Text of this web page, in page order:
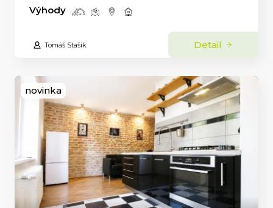
Výhody
Tomáš Stašík Detail
novinka